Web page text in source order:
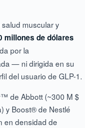
muscular y
millones de dólares
por la
— ni dirigida en su
del usuario de GLP-1.
de Abbott (~300 M $
y Boost® de Nestlé
en densidad de